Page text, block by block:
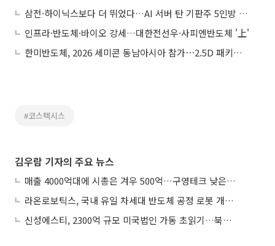
삼전·하이닉스보다 더 뛰었다…AI 서버 탄 기판주 5인방 평균 116% '급등'
인프라·반도체·바이오 강세…대한전선우·사피엔반도체 '上'
한미반도체, 2026 세미콘 동남아시아 참가⋯2.5D 패키징 TC 본더 소개
#코스텍시스
김우람 기자의 주요 뉴스
매출 4000억대에 시총은 겨우 500억…구영테크 낮은 몸값에 저가 승계 마무리
라온로보틱스, 국내 유일 차세대 반도체 공정 로봇 개발 ‘고객사 테스트 진행’
신성에스티, 2300억 규모 미국법인 가동 초읽기…북미 ESS 공략 본격화